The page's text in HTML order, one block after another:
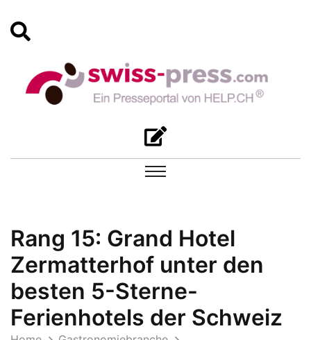
Rang 15: Grand Hotel
Zermatterhof unter den
besten 5-Sterne-
Ferienhotels der Schweiz